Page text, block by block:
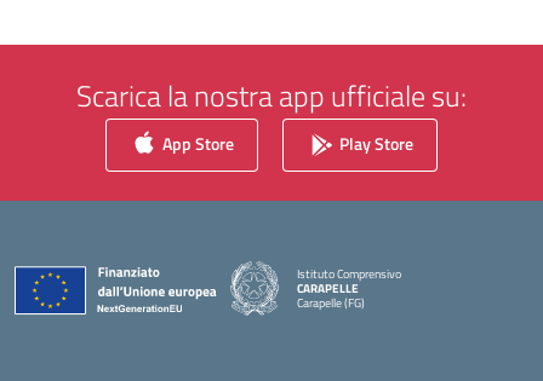
Scarica la nostra app ufficiale su:
App Store Play Store
Istituto Comprensivo
CARAPELLE
Carapelle (FG)
— Visita la pagina iniziale della scuola